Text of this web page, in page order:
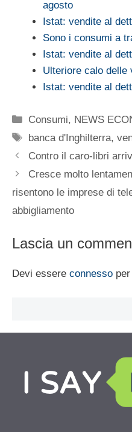
agosto
Istat: vendite al
Sono i consumi a
Istat: vendite al
Ulteriore calo delle
Istat: vendite al
Categorie
Consumi, NEWS
Tag
banca d'Inghilterra,
Contro il caro-libri
Cresce molto
risentono le imprese di
abbigliamento
Lascia un
Devi essere connesso